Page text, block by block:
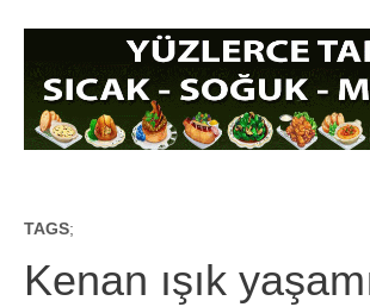
TAGS;
Kenan ışık